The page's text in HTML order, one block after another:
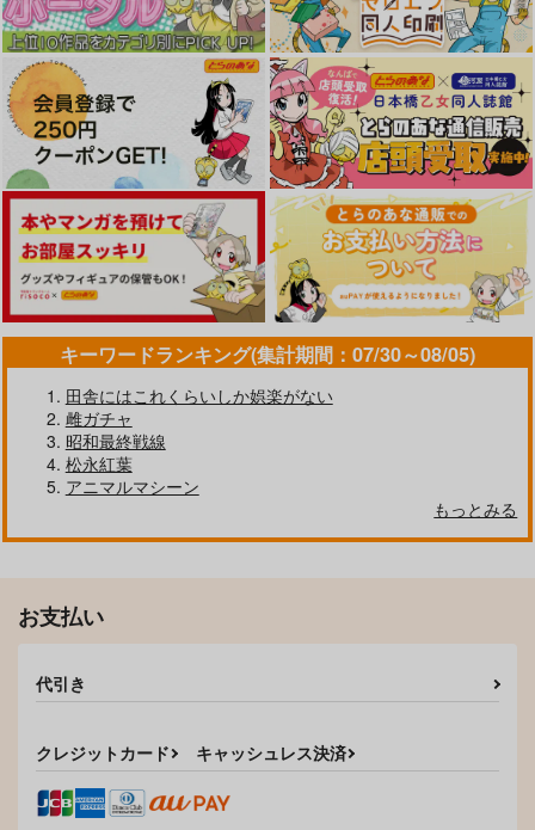
キーワードランキング(集計期間：07/30～08/05)
田舎にはこれくらいしか娯楽がない
雌ガチャ
昭和最終戦線
松永紅葉
アニマルマシーン
もっとみる
お支払い
代引き
クレジットカード キャッシュレス決済